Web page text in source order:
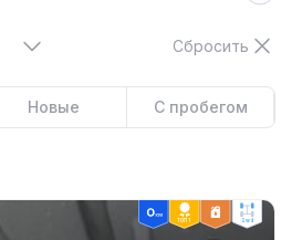
Новые С пробегом
Сбросить
ТОП 1 2wd